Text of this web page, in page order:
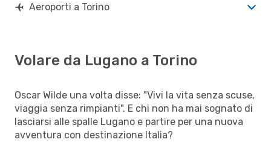
Aeroporti a Torino
Volare da Lugano a Torino
Oscar Wilde una volta disse: "Vivi la vita senza scuse,
viaggia senza rimpianti". E chi non ha mai sognato di
lasciarsi alle spalle Lugano e partire per una nuova
avventura con destinazione Italia?